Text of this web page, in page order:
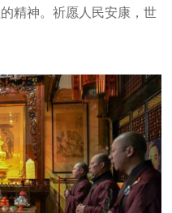
精神。祈愿人民安康，世